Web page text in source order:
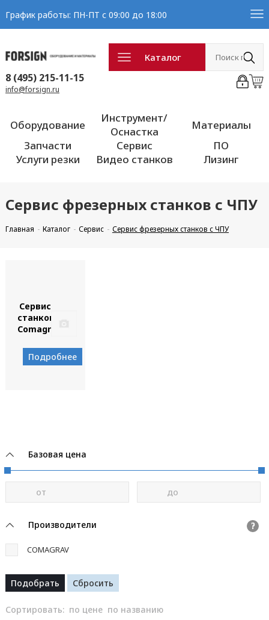
График работы: ПН-ПТ с 09:00 до 18:00
Каталог
8 (495) 215-11-15
info@forsign.ru
Оборудование
Инструмент/
Оснастка
Материалы
Запчасти
Сервис
ПО
Услуги резки
Видео станков Лизинг
Сервис фрезерных станков с ЧПУ
Главная Каталог Сервис Сервис фрезерных станков с ЧПУ
Сервис
станков
Comagrav
Подробнее
Базовая цена
от до
Производители ?
COMAGRAV
Сортировать: по цене по названию